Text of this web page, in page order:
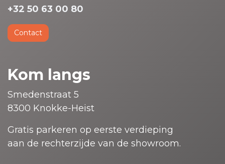
+32 50 63 00 80
Contact
Kom langs
Smedenstraat 5
8300 Knokke-Heist
Gratis parkeren op eerste verdieping
aan de rechterzijde van de showroom.